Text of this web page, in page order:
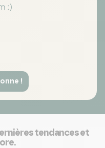
:)
!
tendances et